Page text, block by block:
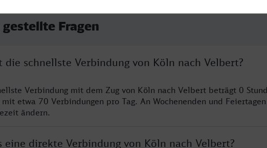
Fragen
die schnellste Verbindung von Köln nach Velbert?
Verbindung mit dem Zug von Köln nach Velbert beträgt 0
etwa 70 Verbindungen pro Tag. An Wochenenden und
ändern.
eine direkte Verbindung von Köln nach Velbert?